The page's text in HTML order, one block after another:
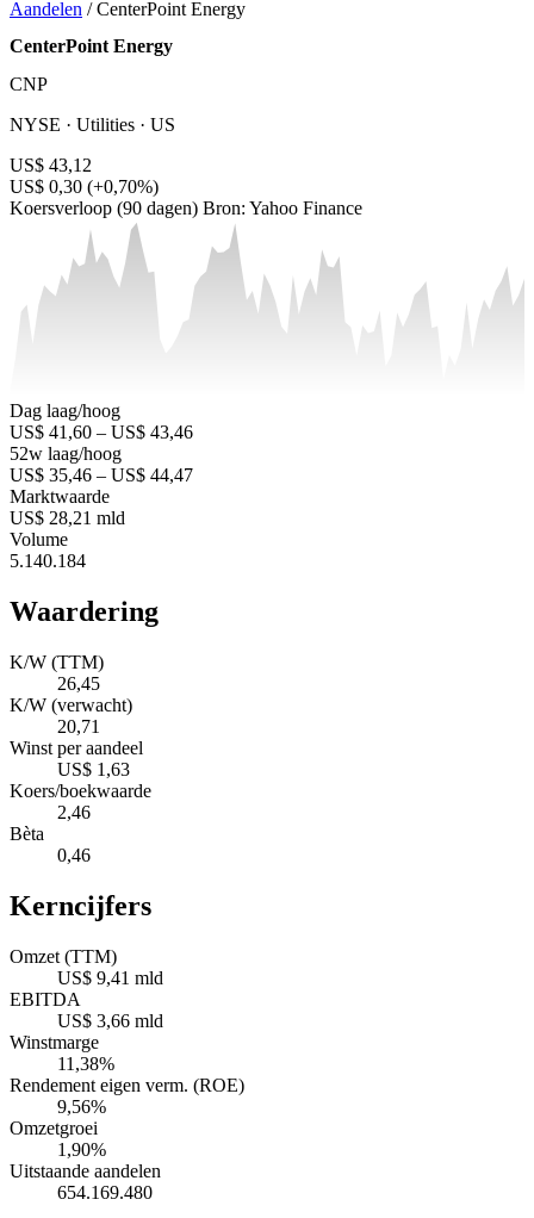
Aandelen / CenterPoint Energy
CenterPoint Energy
CNP
NYSE · Utilities · US
US$ 43,12
US$ 0,30 (+0,70%)
Koersverloop (90 dagen) Bron: Yahoo Finance
Dag laag/hoog
US$ 41,60 – US$ 43,46
52w laag/hoog
US$ 35,46 – US$ 44,47
Marktwaarde
US$ 28,21 mld
Volume
5.140.184
Waardering
K/W (TTM)
26,45
K/W (verwacht)
20,71
Winst per aandeel
US$ 1,63
Koers/boekwaarde
2,46
Bèta
0,46
Kerncijfers
Omzet (TTM)
US$ 9,41 mld
EBITDA
US$ 3,66 mld
Winstmarge
11,38%
Rendement eigen verm. (ROE)
9,56%
Omzetgroei
1,90%
Uitstaande aandelen
654.169.480